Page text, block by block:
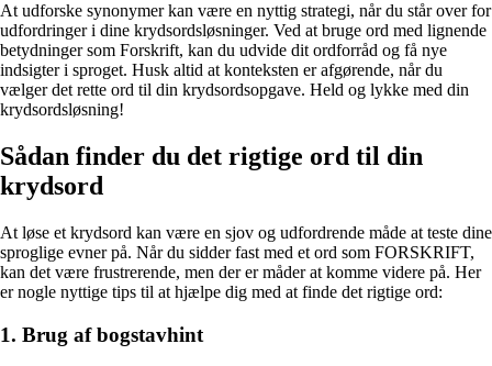
At udforske synonymer kan være en nyttig strategi, når du står over for
udfordringer i dine krydsordsløsninger. Ved at bruge ord med lignende
betydninger som Forskrift, kan du udvide dit ordforråd og få nye
indsigter i sproget. Husk altid at konteksten er afgørende, når du
vælger det rette ord til din krydsordsopgave. Held og lykke med din
krydsordsløsning!
Sådan finder du det rigtige ord til din
krydsord
At løse et krydsord kan være en sjov og udfordrende måde at teste dine
sproglige evner på. Når du sidder fast med et ord som FORSKRIFT,
kan det være frustrerende, men der er måder at komme videre på. Her
er nogle nyttige tips til at hjælpe dig med at finde det rigtige ord:
1. Brug af bogstavhint